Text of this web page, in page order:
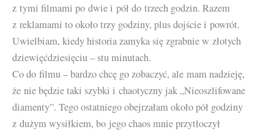
z tymi filmami po dwie i pół do trzech godzin. Razem
z reklamami to około trzy godziny, plus dojście i powrót.
Uwielbiam, kiedy historia zamyka się zgrabnie w złotych
dziewięćdziesięciu – stu minutach.
Co do filmu – bardzo chcę go zobaczyć, ale mam nadzieję,
że nie będzie taki szybki i chaotyczny jak „Nieoszlifowane
diamenty”. Tego ostatniego obejrzałam około pół godziny
z dużym wysiłkiem, bo jego chaos mnie przytłoczył